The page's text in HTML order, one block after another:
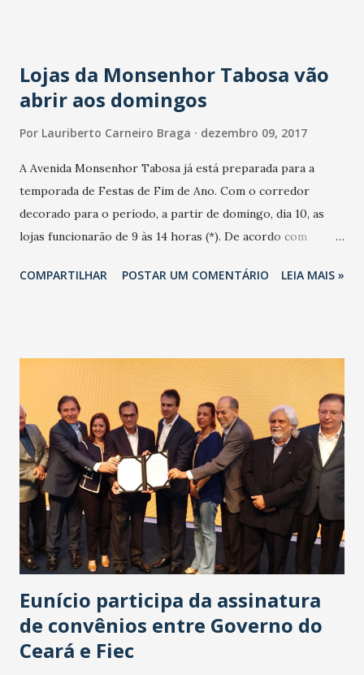
cinco postos de serviço nos pontos de maior trânsito de
banhistas. Viaturas também estão sendo utilizadas. Os
especializados em salvamento aquático. Eles recebem
treinamento constate em salvatagem, primeiros socorros,
natação, corrida etc. Saiba onde ficam os postos de serviço.
1. Tabuba – Lagoa da Barra Nova 2. Tabuba – Barraca Sabor
do Mar 3. Cumbuco – Restaurante Tendas 4. Cumbuco –
...
Lojas da Monsenhor Tabosa vão
abrir aos domingos
Por Lauriberto Carneiro Braga dezembro 09, 2017
A Avenida Monsenhor Tabosa já está preparada para a
temporada de Festas de Fim de Ano. Com o corredor
decorado para o período, a partir de domingo, dia 10, as
lojas funcionarão de 9 às 14 horas (*). De acordo com
categoria, a medida é para atender mais e melhor os
atender todos os nossos clientes! Não vamos nos importar
com o horário", afirma Márcia. Ao longo do mês, os
frequentadores também poderão assistir apresentações
culturais. No sábado, dia 16, o palco da avenida vai receber
duas peças de teatro. A primeira delas é da Comunidade
Shalom. Com 25 artistas em cena, o grupo vai apresentar o
musical “Filho de Deus, Menino Meu” que há 7 anos está em
cartaz. A segunda apresentação fica por conta do grupo da
melhor idade Criarti, com o musical “As Pastorinhas”. As ...
COMPARTILHAR POSTAR UM COMENTÁRIO LEIA MAIS »
Eunício participa da assinatura
de convênios entre Governo do
Ceará e Fiec